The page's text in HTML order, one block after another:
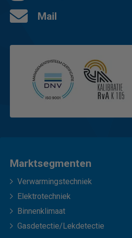
Mail
Marktsegmenten
Verwarmingstechniek
Elektrotechniek
Binnenklimaat
Gasdetectie/Lekdetectie